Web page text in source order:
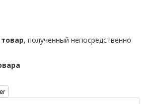
, полученный непосредственно